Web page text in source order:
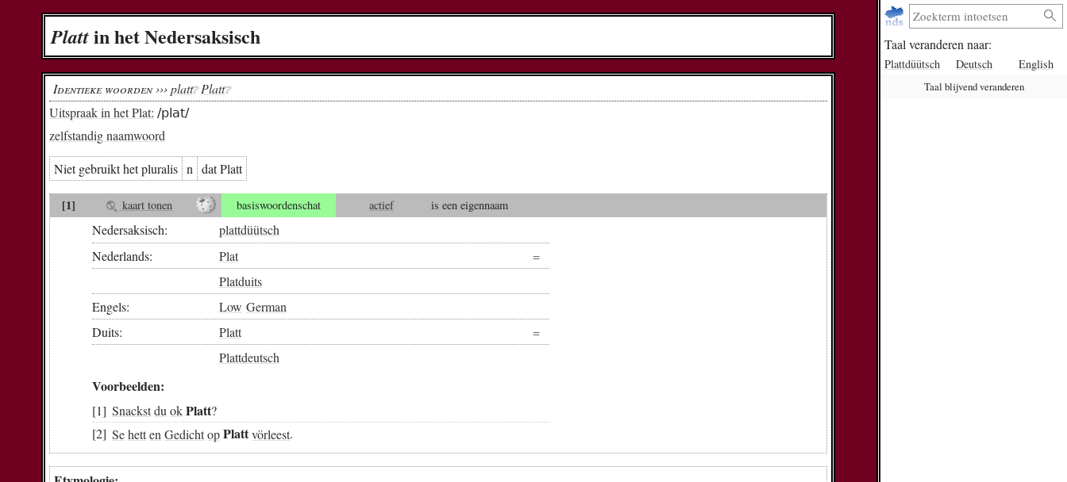
Taal veranderen naar:
Plattdüütsch Deutsch English
Taal blijvend veranderen
Plattin het Nedersaksisch
Uitspraak in het Plat: /plat/
zelfstandig naamwoord
Niet gebruikt het pluralis n dat Platt
[1] kaart tonen basiswoordenschat actief is een eigennaam
Nedersaksisch:
plattdüütsch
Nederlands:
Plat
Platduits
Engels:
Low German
Duits:
Platt
Plattdeutsch
Voorbeelden:
Snackstdu okPlatt?
Sehetten GedichtopPlattvörleest.
Identieke woorden ››› platt❔︎ Platt❔︎